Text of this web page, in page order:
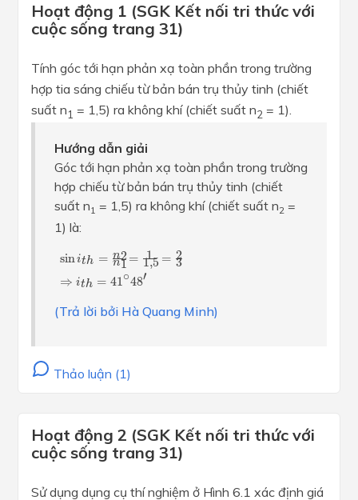
Hoạt động 1 (SGK Kết nối tri thức với
cuộc sống trang 31)
Tính góc tới hạn phản xạ toàn phần trong trường
hợp tia sáng chiếu từ bản bán trụ thủy tinh (chiết
suất n1 = 1,5) ra không khí (chiết suất n2 = 1).
Hướng dẫn giải
Góc tới hạn phản xạ toàn phần trong trường
hợp chiếu từ bản bán trụ thủy tinh (chiết
suất n1 = 1,5) ra không khí (chiết suất n2 =
1) là:
sinith = n2
n1 = 1
1,5 = 2
3
⇒ ith = 41∘48′
sin t n1= 1 3
(Trả lời bởi Hà Quang Minh)
Thảo luận (1)
Hoạt động 2 (SGK Kết nối tri thức với
cuộc sống trang 31)
Sử dụng dụng cụ thí nghiệm ở Hình 6.1 xác định giá